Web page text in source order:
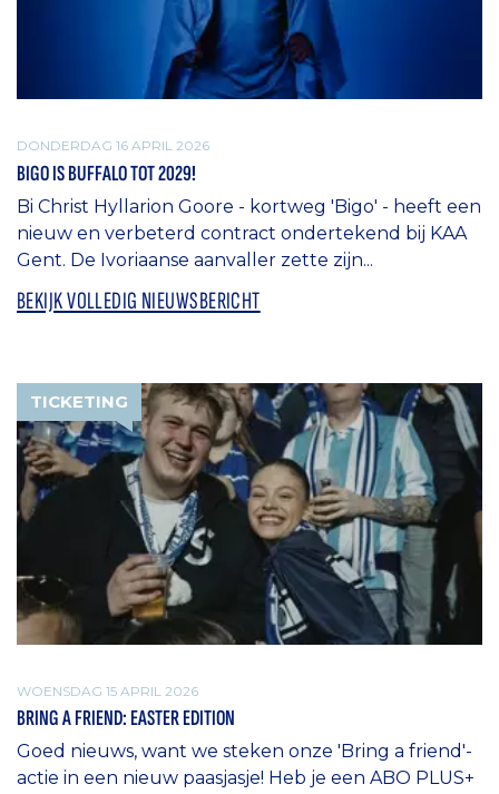
DONDERDAG 16 APRIL 2026
BIGO IS BUFFALO TOT 2029!
Bi Christ Hyllarion Goore - kortweg 'Bigo' - heeft een
nieuw en verbeterd contract ondertekend bij KAA
Gent. De Ivoriaanse aanvaller zette zijn...
BEKIJK VOLLEDIG NIEUWSBERICHT
TICKETING
WOENSDAG 15 APRIL 2026
BRING A FRIEND: EASTER EDITION
Goed nieuws, want we steken onze 'Bring a friend'-
actie in een nieuw paasjasje! Heb je een ABO PLUS+